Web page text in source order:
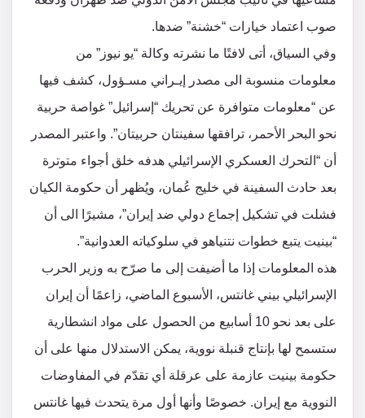
صوب اعتماد خيارات “خشنة” ضدها.
وفي السياق، أتى لافتًا ما نشرته وكالة “يو نيوز” من
معلومات منسوبة الى مصدر إيـراني مسـؤول، كشف فيها
عن “معلومات متوافرة عن تحريك “إسرائيل” غواصة حربية
نحو البحر الأحمر، ترافقها سفينتان حربيتان”. واعتبر المصدر
أن “التحرك العسكري الإسرائيلي هدفه خلق أجواء متوترة
بعد حادث السفينة في خليج عُمان، ويُظهر أن حكومة الكيان
فشلت في تشكيل إجماع دولي ضد إيران”، مشيرًا الى أن
“بينيت يتبع خطوات نتنياهو في سلوكياته العدوانية”.
هذه المعلومات إذا ما أضيفت إلى ما صرّح به وزير الحرب
الإسرائيلي بيني غانتس، الأسبوع الماضي، زاعمًا أن إيران
على بعد نحو 10 أسابيع من الحصول على مواد انشطارية
ستسمح لها بإنتاج قنبلة نووية، يمكن الاستدلال منها على أن
حكومة بينيت عازمة على عرقلة أي تقدّم في المفاوضات
النووية مع إيران. خصوصًا وأنها أول مرة يتحدث فيها غانتس